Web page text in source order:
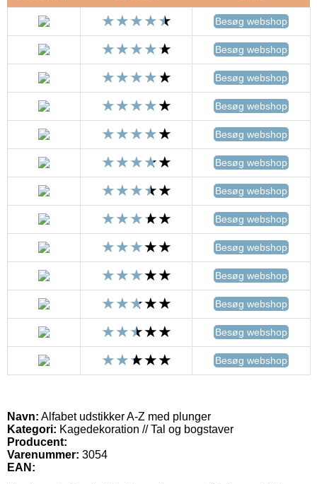
Besøg webshop
Besøg webshop
Besøg webshop
Besøg webshop
Besøg webshop
Besøg webshop
Besøg webshop
Besøg webshop
Besøg webshop
Besøg webshop
Besøg webshop
Besøg webshop
Besøg webshop
Navn: Alfabet udstikker A-Z med plunger
Kategori: Kagedekoration // Tal og bogstaver
Producent:
Varenummer: 3054
EAN: